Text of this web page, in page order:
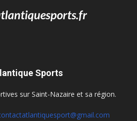
Sports
sur Saint-Nazaire et sa région.